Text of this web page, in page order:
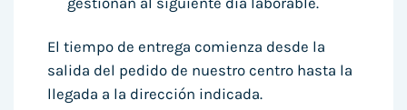
El tiempo de entrega comienza desde la
salida del pedido de nuestro centro hasta la
llegada a la dirección indicada.